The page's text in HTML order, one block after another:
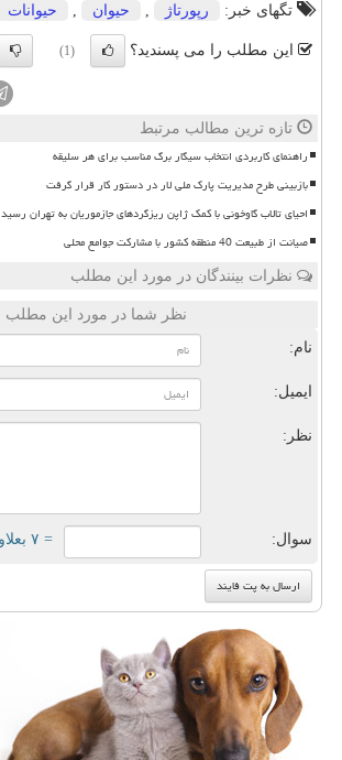
تگهای خبر:
رپورتاژ حیوان حیوانات
این مطلب را می پسندید؟ (1)
تازه ترین مطالب مرتبط
راهنمای کاربردی انتخاب سیگار برگ مناسب برای هر سلیقه
بازبینی طرح مدیریت پارک ملی لار در دستور کار قرار گرفت
احیای تالاب گاوخونی با کمک ژاپن ریزگردهای جازموریان به تهران رسید
صیانت از طبیعت 40 منطقه کشور با مشارکت جوامع محلی
نظرات بینندگان در مورد این مطلب
نظر شما در مورد این مطلب
نام:
ایمیل:
نظر:
سوال: = ۷ بعلاوه ۳